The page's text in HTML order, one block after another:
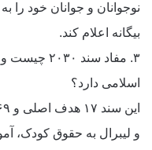
نوجوانان و جوانان خود
بیگانه اعلام کند.
۳. مفاد سند
اسلامی دارد؟
و لیبرال به حقوق کودک،